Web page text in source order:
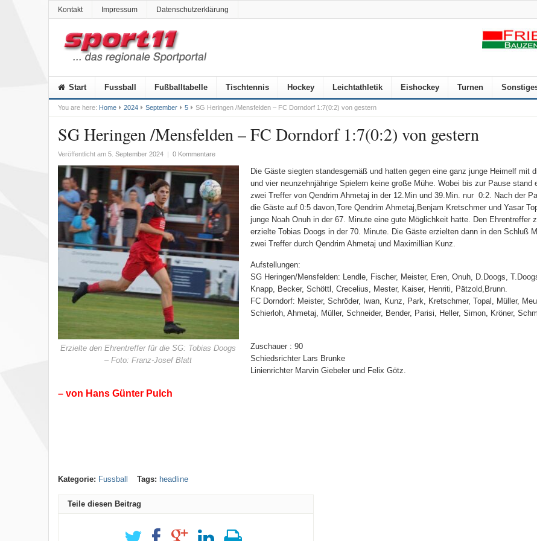
Kontakt Impressum Datenschutzerklärung
Start Fussball Fußballtabelle Tischtennis Hockey Leichtathletik Eishockey Turnen
You are here: Home 2024 September 5 SG Heringen /Mensfelden – FC Dorndorf 1:7(0:2) von gestern
SG Heringen /Mensfelden – FC Dorndorf 1:7(0:2) von gestern
Veröffentlicht am 5. September 2024 | 0 Kommentare
Erzielte den Ehrentreffer für die SG: Tobias Doogs
– Foto: Franz-Josef Blatt
Die Gäste siegten standesgemäß und hatten gegen eine ganz junge Heimelf mit
und vier neunzehnjährige Spielern keine große Mühe. Wobei bis zur Pause stand
zwei Treffer von Qendrim Ahmetaj in der 12.Min und 39.Min. nur 0:2. Nach der
die Gäste auf 0:5 davon,Tore Qendrim Ahmetaj,Benjam Kretschmer und Yasar
junge Noah Onuh in der 67. Minute eine gute Möglichkeit hatte. Den Ehrentreffer
erzielte Tobias Doogs in der 70. Minute. Die Gäste erzielten dann in den Schluß
zwei Treffer durch Qendrim Ahmetaj und Maximillian Kunz.
Aufstellungen:
SG Heringen/Mensfelden: Lendle, Fischer, Meister, Eren, Onuh, D.Doogs,
Knapp, Becker, Schöttl, Crecelius, Mester, Kaiser, Henriti, Pätzold,Brunn.
FC Dorndorf: Meister, Schröder, Iwan, Kunz, Park, Kretschmer, Topal, Müller,
Schierloh, Ahmetaj, Müller, Schneider, Bender, Parisi, Heller, Simon, Kröner,
Zuschauer : 90
Schiedsrichter Lars Brunke
Linienrichter Marvin Giebeler und Felix Götz.
– von Hans Günter Pulch
Kategorie: Fussball Tags: headline
Teile diesen Beitrag